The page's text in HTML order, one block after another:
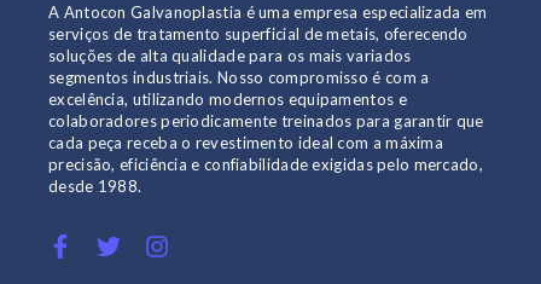
A Antocon Galvanoplastia é uma empresa especializada em
serviços de tratamento superficial de metais, oferecendo
soluções de alta qualidade para os mais variados
segmentos industriais. Nosso compromisso é com a
excelência, utilizando modernos equipamentos e
colaboradores periodicamente treinados para garantir que
cada peça receba o revestimento ideal com a máxima
precisão, eficiência e confiabilidade exigidas pelo mercado,
desde 1988.